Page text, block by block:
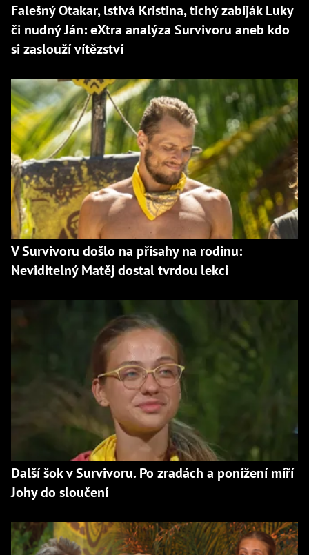
Falešný Otakar, lstivá Kristina, tichý zabiják Luky
či nudný Ján: eXtra analýza Survivoru aneb kdo
si zaslouží vítězství
V Survivoru došlo na přísahy na rodinu:
Neviditelný Matěj dostal tvrdou lekci
Další šok v Survivoru. Po zradách a ponížení míří
Johy do sloučení